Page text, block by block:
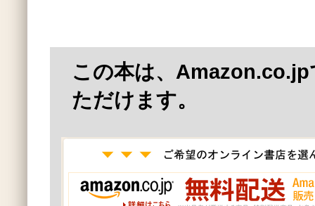
この本は、
ただけます。